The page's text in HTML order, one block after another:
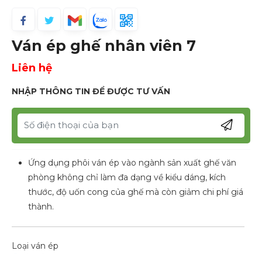
Ván ép ghế nhân viên 7
Liên hệ
NHẬP THÔNG TIN ĐỂ ĐƯỢC TƯ VẤN
Ứng dụng phôi ván ép vào ngành sản xuất ghế văn
phòng không chỉ làm đa dạng về kiểu dáng, kích
thước, độ uốn cong của ghế mà còn giảm chi phí giá
thành.
Loại ván ép